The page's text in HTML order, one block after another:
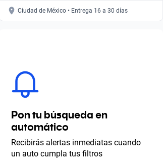
Ciudad de México • Entrega 16 a 30 días
Pon tu búsqueda en
automático
Recibirás alertas inmediatas cuando
un auto cumpla tus filtros